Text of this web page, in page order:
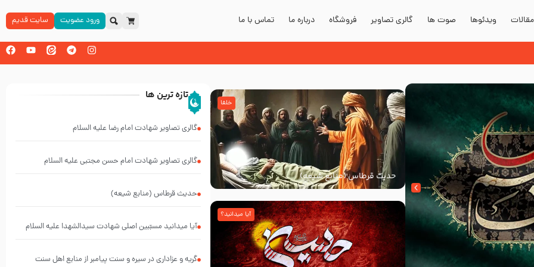
مقالات ویدئوها صوت ها گالری تصاویر فروشگاه درباره ما تماس با ما ورود عضویت سایت قدیم
حدیث قرطاس (منابع شیعه)
خلفا
آیا میدانید؟
تازه ترین ها
گالری تصاویر شهادت امام رضا علیه السلام
گالری تصاویر شهادت امام حسن مجتبی علیه السلام
حدیث قرطاس (منابع شیعه)
آیا میدانید مسبّبین اصلی شهادت سیدالشهدا علیه ‌السلام
گریه و عزاداری در سیره و سنت پیامبر از منابع اهل سنت